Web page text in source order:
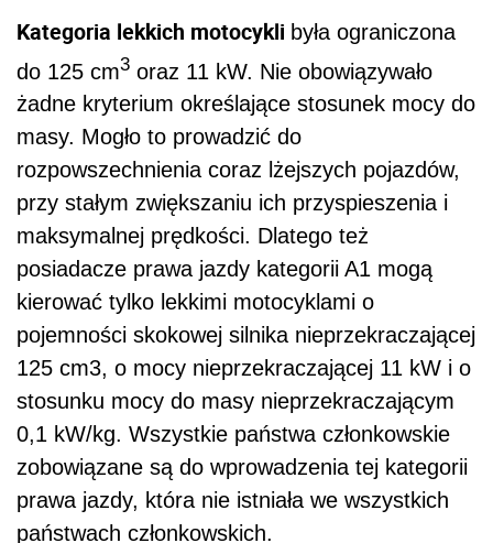
Kategoria lekkich motocykli była ograniczona
do 125 cm3 oraz 11 kW. Nie obowiązywało
żadne kryterium określające stosunek mocy do
masy. Mogło to prowadzić do
rozpowszechnienia coraz lżejszych pojazdów,
przy stałym zwiększaniu ich przyspieszenia i
maksymalnej prędkości. Dlatego też
posiadacze prawa jazdy kategorii A1 mogą
kierować tylko lekkimi motocyklami o
pojemności skokowej silnika nieprzekraczającej
125 cm3, o mocy nieprzekraczającej 11 kW i o
stosunku mocy do masy nieprzekraczającym
0,1 kW/kg. Wszystkie państwa członkowskie
zobowiązane są do wprowadzenia tej kategorii
prawa jazdy, która nie istniała we wszystkich
państwach członkowskich.